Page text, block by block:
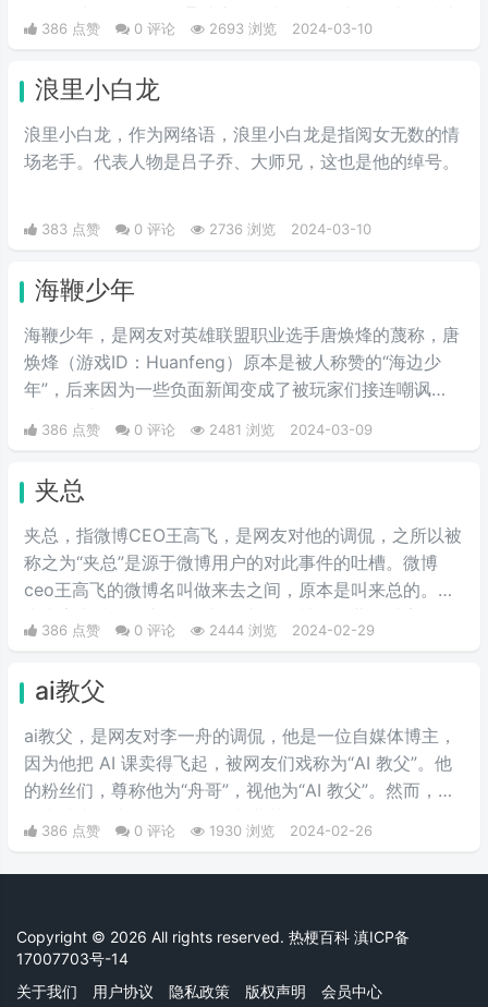
校，女少男多。人们通过这个梗来开玩笑地将华中科技大
学称作关山口男子职业技术学院。所以有了这个江湖绰
386 点赞 0 评论 2693 浏览 2024-03-10
浪里小白龙
浪里小白龙，作为网络语，浪里小白龙是指阅女无数的情
场老手。代表人物是吕子乔、大师兄，这也是他的绰号。
383 点赞 0 评论 2736 浏览 2024-03-10
海鞭少年
海鞭少年，是网友对英雄联盟职业选手唐焕烽的蔑称，唐
焕烽（游戏ID：Huanfeng）原本是被人称赞的“海边少
年”，后来因为一些负面新闻变成了被玩家们接连嘲讽
386 点赞 0 评论 2481 浏览 2024-03-09
夹总
夹总，指微博CEO王高飞，是网友对他的调侃，之所以被
称之为“夹总”是源于微博用户的对此事件的吐槽。微博
ceo王高飞的微博名叫做来去之间，原本是叫来总的。因
为来字去掉一竖之后是“夹”，并且微博把屏蔽敏感字的行
为称为“夹”，所以来去之间喜提夹总这一称号。
386 点赞 0 评论 2444 浏览 2024-02-29
ai教父
ai教父，是网友对李一舟的调侃，他是一位自媒体博主，
因为他把 AI 课卖得飞起，被网友们戏称为“AI 教父”。他
的粉丝们，尊称他为“舟哥”，视他为“AI 教父”。然而，质
他的课程是“智商税”。
386 点赞 0 评论 1930 浏览 2024-02-26
Copyright © 2026 All rights reserved. 热梗百科 滇ICP备
17007703号-14
关于我们
用户协议 隐私政策 版权声明 会员中心